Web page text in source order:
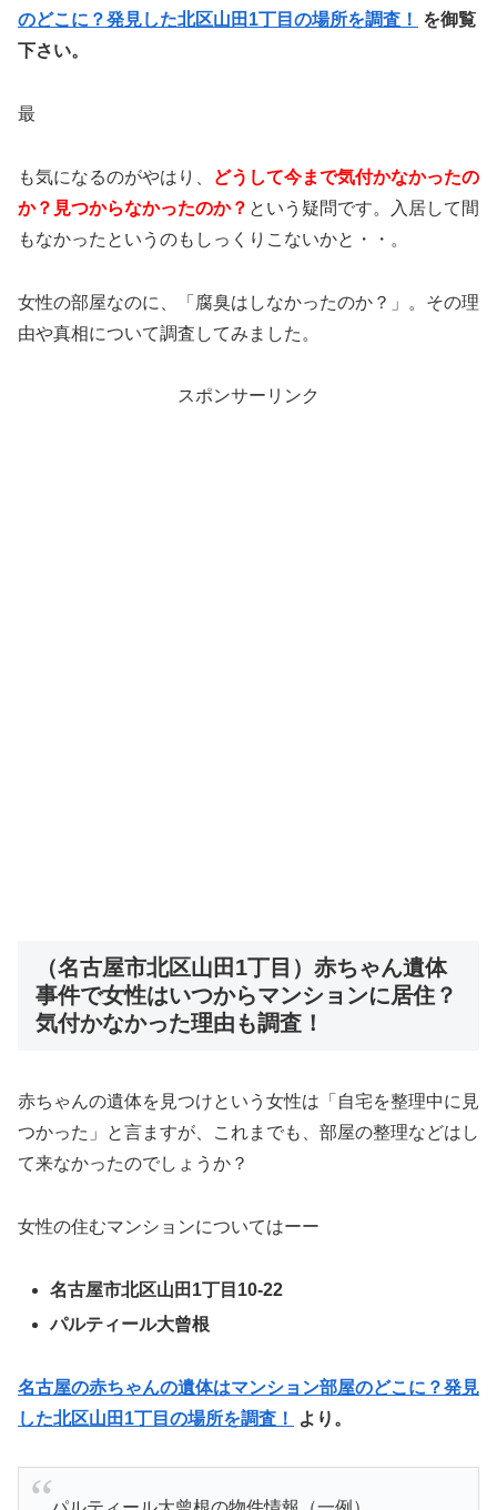
のどこに？発見した北区山田1丁目の場所を調査！
を御覧
下さい。
最
も気になるのがやはり、
どうして今まで気付かなかったの
か？見つからなかったのか？ という疑問です。入居して間
もなかったというのもしっくりこないかと・・。
女性の部屋なのに、「腐臭はしなかったのか？」。その理
由や真相について調査してみました。
スポンサーリンク
（名古屋市北区山田1丁目）赤ちゃん遺体
事件で女性はいつからマンションに居住？
気付かなかった理由も調査！
赤ちゃんの遺体を見つけという女性は「自宅を整理中に見
つかった」と言ますが、これまでも、部屋の整理などはし
て来なかったのでしょうか？
女性の住むマンションについてはーー
名古屋市北区山田1丁目10-22
パルティール大曾根
名古屋の赤ちゃんの遺体はマンション部屋のどこに？発見
した北区山田1丁目の場所を調査！
より。